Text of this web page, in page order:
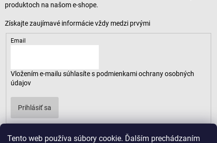
Tento web používa súbory cookie. Ďalším prechádzaním
produktoch na našom e-shope.
Email
Vložením e-mailu súhlasíte s podmienkami ochrany osobných
údajov
Prihlásiť sa